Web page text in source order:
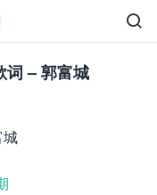

词 – 郭富城
城